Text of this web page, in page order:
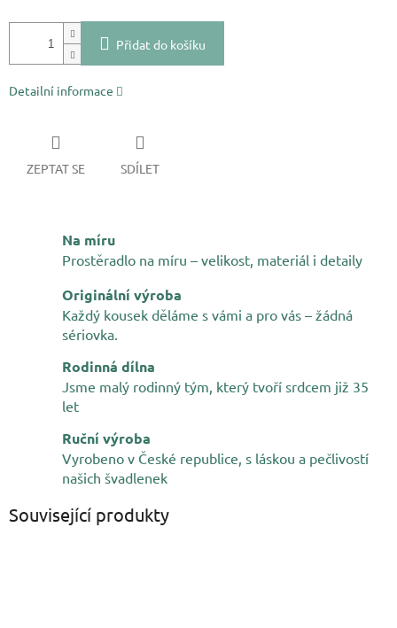
Přidat do košíku
Detailní informace
ZEPTAT SE SDÍLET
Na míru
Prostěradlo na míru – velikost, materiál i detaily
Originální výroba
Každý kousek děláme s vámi a pro vás – žádná
sériovka.
Rodinná dílna
Jsme malý rodinný tým, který tvoří srdcem již 35
let
Ruční výroba
Vyrobeno v České republice, s láskou a pečlivostí
našich švadlenek
Související produkty